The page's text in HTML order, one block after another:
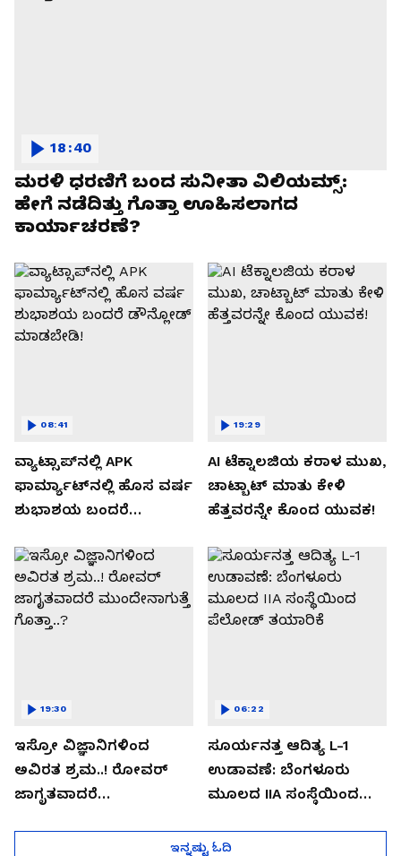
ಮರಳಿ ಧರಣಿಗೆ ಬಂದ ಸುನೀತಾ ವಿಲಿಯಮ್ಸ್:
ಹೇಗೆ ನಡೆದಿತ್ತು ಗೊತ್ತಾ ಊಹಿಸಲಾಗದ
ಕಾರ್ಯಾಚರಣೆ?
18:40
ವ್ಯಾಟ್ಸಾಪ್‌ನಲ್ಲಿ APK
ಫಾರ್ಮ್ಯಾಟ್‌ನಲ್ಲಿ ಹೊಸ ವರ್ಷ
ಶುಭಾಶಯ ಬಂದರೆ
08:41
AI ಟೆಕ್ನಾಲಜಿಯ ಕರಾಳ ಮುಖ,
ಚಾಟ್ಬಾಟ್ ಮಾತು ಕೇಳಿ
ಹೆತ್ತವರನ್ನೇ ಕೊಂದ ಯುವಕ!
19:29
ಇಸ್ರೋ ವಿಜ್ಞಾನಿಗಳಿಂದ
ಅವಿರತ ಶ್ರಮ..! ರೋವರ್
ಜಾಗೃತವಾದರೆ
19:30
ಸೂರ್ಯನತ್ತ ಆದಿತ್ಯ L-1
ಉಡಾವಣೆ: ಬೆಂಗಳೂರು
ಮೂಲದ IIA ಸಂಸ್ಥೆಯಿಂದ
06:22
ಇನ್ನಷ್ಟು ಓದಿ